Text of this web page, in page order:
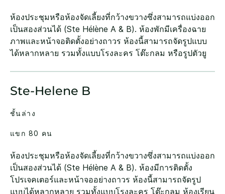
ห้องประชุมหรือห้องจัดเลี้ยงที่กว้างขวางซึ่งสามารถแบ่งออก
เป็นสองส่วนได้ (Ste Hélène A & B). ห้องพักมีเครื่องฉาย
ภาพและหน้าจอติดตั้งอย่างถาวร ห้องนี้สามารถจัดรูปแบบ
ได้หลากหลาย รวมทั้งแบบโรงละคร โต๊ะกลม หรือรูปตัวยู
Ste-Helene B
ห้องประชุมหรือห้องจัดเลี้ยงที่กว้างขวางซึ่งสามารถแบ่งออก
เป็นสองส่วนได้ (Ste Hélène A & B). ห้องมีการติดตั้ง
โปรเจคเตอร์และหน้าจออย่างถาวร ห้องนี้สามารถจัดรูป
แบบได้หลากหลาย รวมทั้งแบบโรงละคร โต๊ะกลม ห้องเรียน
ชั้นล่าง
แขก 80 คน